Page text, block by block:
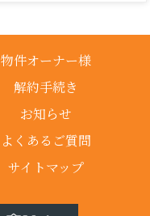
物件オーナー様
解約手続き
お知らせ
よくあるご質問
サイトマップ